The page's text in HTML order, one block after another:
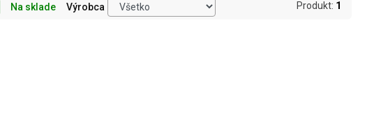
Na sklade Výrobca Produkt: 1